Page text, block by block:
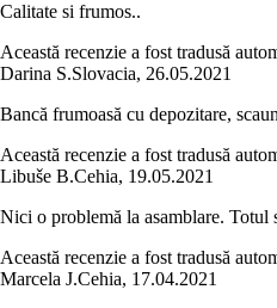
Calitate si frumos..
Această recenzie a fost tradusă
Darina S.Slovacia, 26.05.2021
Bancă frumoasă cu depozitare,
Această recenzie a fost tradusă
Libuše B.Cehia, 19.05.2021
Nici o problemă la asamblare. Totul
Această recenzie a fost tradusă
Marcela J.Cehia, 17.04.2021